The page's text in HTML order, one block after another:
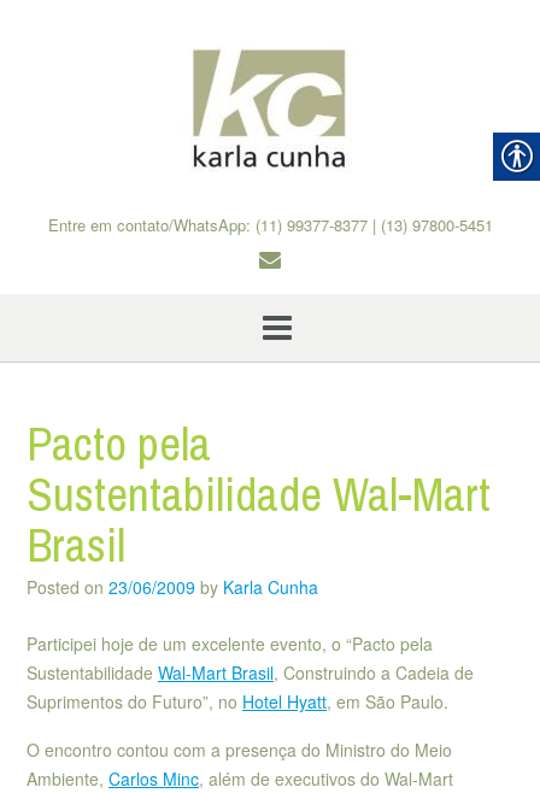
Entre em contato/WhatsApp: (11) 99377-8377 | (13) 97800-5451
Pacto pela
Sustentabilidade Wal-Mart
Brasil
Posted on 23/06/2009 by Karla Cunha
Participei hoje de um excelente evento, o “Pacto pela
Sustentabilidade Wal-Mart Brasil, Construindo a Cadeia de
Suprimentos do Futuro”, no Hotel Hyatt, em São Paulo.
O encontro contou com a presença do Ministro do Meio
Ambiente, Carlos Minc, além de executivos do Wal-Mart